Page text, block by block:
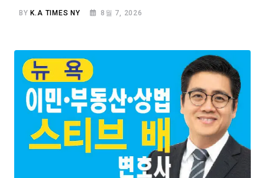
BYK.A TIMES NY 8월 7, 2026